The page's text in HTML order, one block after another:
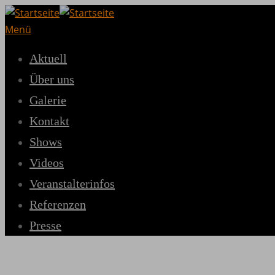
Zum
Inhalt
Menü
Aktuell
Über uns
Galerie
Kontakt
Shows
Videos
Veranstalterinfos
Referenzen
Presse